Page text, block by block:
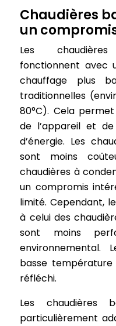
Chaudières
un
Les
fonctionnent avec
chauffage plus
traditionnelles
80°C). Cela
de l’appareil et
d’énergie. Les
sont moins
chaudières à
un compromis
limité. Cependant,
à celui des
sont moins
environnemental.
basse
réfléchi.
Les chaudières
particulièrement